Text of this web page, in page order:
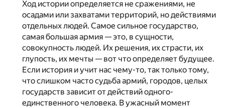
Ход истории определяется не сражениями, не
осадами или захватами территорий, но действиями
отдельных людей. Самое сильное государство,
самая большая армия — это, в сущности,
совокупность людей. Их решения, их страсти, их
глупость, их мечты — вот что определяет будущее.
Если история и учит нас чему-то, так только тому,
что слишком часто судьба армий, городов, целых
государств зависит от действий одного-
единственного человека. В ужасный момент